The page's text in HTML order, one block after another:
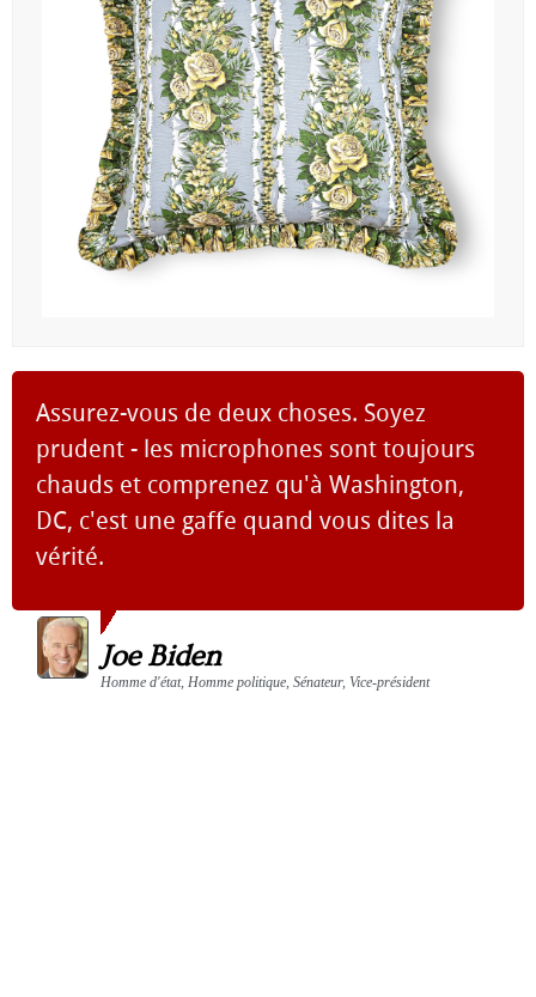
Assurez-vous de deux choses. Soyez
prudent - les microphones sont toujours
chauds et comprenez qu'à Washington,
DC, c'est une gaffe quand vous dites la
vérité.
Joe Biden
Homme d'état, Homme politique, Sénateur, Vice-président